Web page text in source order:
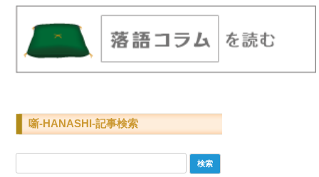
噺-HANASHI-記事検索